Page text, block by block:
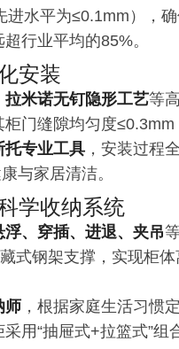
进水平为≤0.1mm），
行业平均的85%。
安装
拉米诺无钉隐形工艺等
门缝隙均匀度
托专业工具 ，安装过程
与家居清洁。
学收纳系统
浮、穿插、进退、夹吊
式钢架支撑，实现柜
师 ，根据家庭生活习惯
用“抽屉式+拉篮式”